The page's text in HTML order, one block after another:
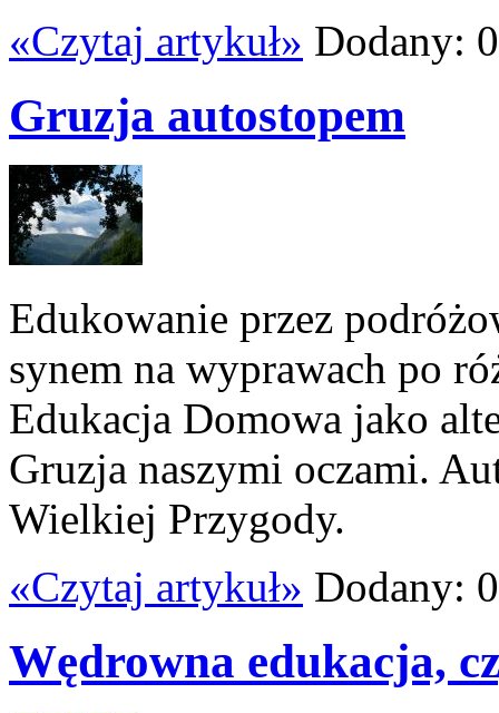
«Czytaj artykuł» Dodany:
Gruzja autostopem
Edukowanie przez
synem na wyprawach po
Edukacja Domowa jako
Gruzja naszymi oczami.
Wielkiej Przygody.
«Czytaj artykuł» Dodany:
Wędrowna edukacja,